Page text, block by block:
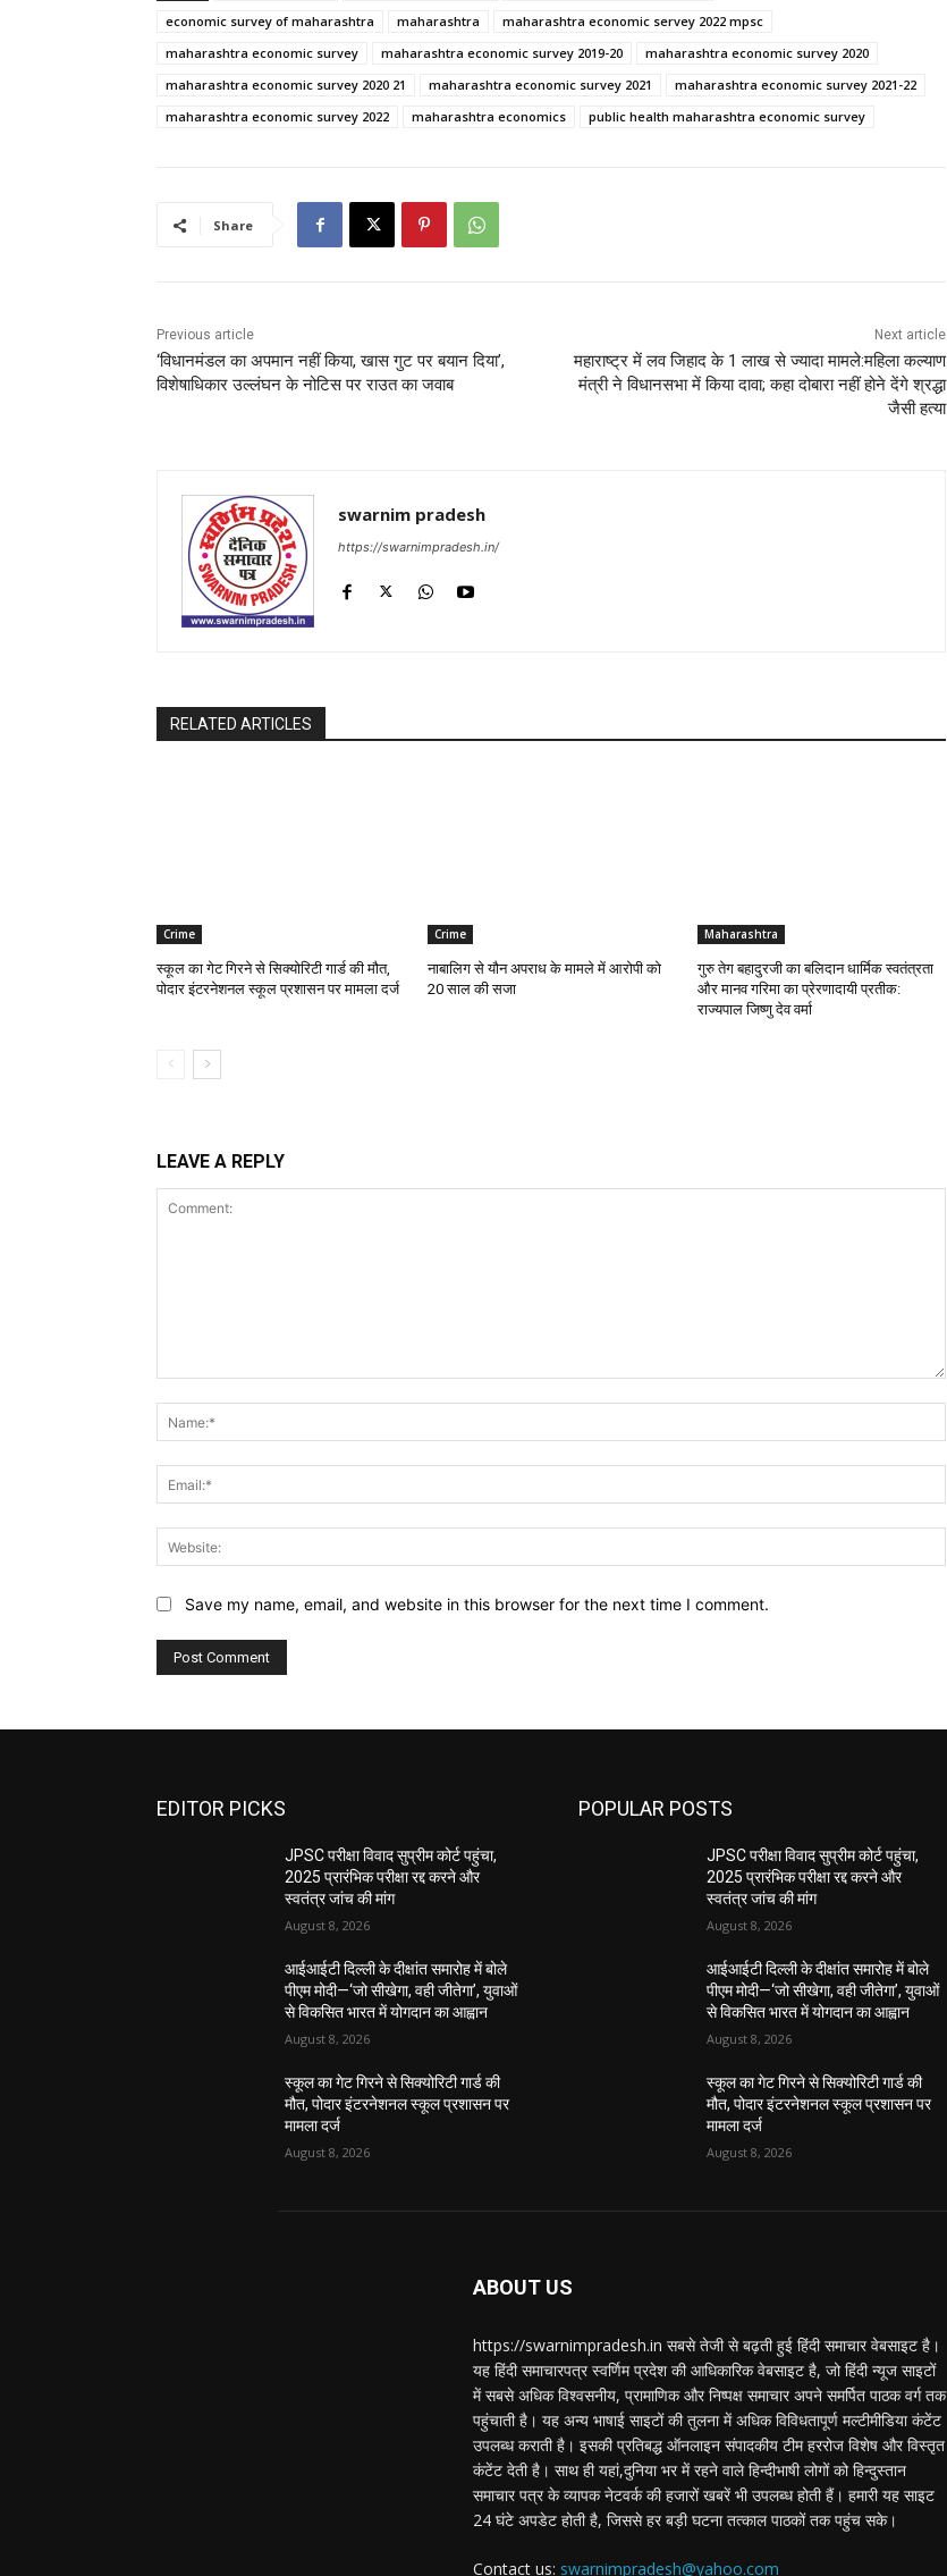
economic survey of maharashtra
maharashtra
maharashtra economic servey 2022 mpsc
maharashtra economic survey
maharashtra economic survey 2019-20
maharashtra economic survey 2020
maharashtra economic survey 2020 21
maharashtra economic survey 2021
maharashtra economic survey 2021-22
maharashtra economic survey 2022
maharashtra economics public health maharashtra economic survey
Share
Previous article
‘विधानमंडल का अपमान नहीं किया, खास गुट पर बयान दिया’,
विशेषाधिकार उल्लंघन के नोटिस पर राउत का जवाब
Next article
महाराष्ट्र में लव जिहाद के 1 लाख से ज्यादा मामले:महिला कल्याण
मंत्री ने विधानसभा में किया दावा; कहा दोबारा नहीं होने देंगे श्रद्धा
जैसी हत्या
swarnim pradesh
https://swarnimpradesh.in/
RELATED ARTICLES
Crime
स्कूल का गेट गिरने से सिक्योरिटी गार्ड की मौत,
पोदार इंटरनेशनल स्कूल प्रशासन पर मामला दर्ज
Crime
नाबालिग से यौन अपराध के मामले में आरोपी को
20 साल की सजा
Maharashtra
गुरु तेग बहादुरजी का बलिदान धार्मिक स्वतंत्रता
और मानव गरिमा का प्रेरणादायी प्रतीक:
राज्यपाल जिष्णु देव वर्मा
LEAVE A REPLY
Save my name, email, and website in this browser for the next time I comment.
EDITOR PICKS
JPSC परीक्षा विवाद सुप्रीम कोर्ट पहुंचा,
2025 प्रारंभिक परीक्षा रद्द करने और
स्वतंत्र जांच की मांग
August 8, 2026
आईआईटी दिल्ली के दीक्षांत समारोह में बोले
पीएम मोदी—‘जो सीखेगा, वही जीतेगा’, युवाओं
से विकसित भारत में योगदान का आह्वान
August 8, 2026
स्कूल का गेट गिरने से सिक्योरिटी गार्ड की
मौत, पोदार इंटरनेशनल स्कूल प्रशासन पर
मामला दर्ज
August 8, 2026
POPULAR POSTS
JPSC परीक्षा विवाद सुप्रीम कोर्ट पहुंचा,
2025 प्रारंभिक परीक्षा रद्द करने और
स्वतंत्र जांच की मांग
August 8, 2026
आईआईटी दिल्ली के दीक्षांत समारोह में बोले
पीएम मोदी—‘जो सीखेगा, वही जीतेगा’, युवाओं
से विकसित भारत में योगदान का आह्वान
August 8, 2026
स्कूल का गेट गिरने से सिक्योरिटी गार्ड की
मौत, पोदार इंटरनेशनल स्कूल प्रशासन पर
मामला दर्ज
August 8, 2026
ABOUT US
https://swarnimpradesh.in सबसे तेजी से बढ़ती हुई हिंदी समाचार वेबसाइट है।
यह हिंदी समाचारपत्र स्वर्णिम प्रदेश की आधिकारिक वेबसाइट है, जो हिंदी न्यूज साइटों
में सबसे अधिक विश्वसनीय, प्रामाणिक और निष्पक्ष समाचार अपने समर्पित पाठक वर्ग तक
पहुंचाती है। यह अन्य भाषाई साइटों की तुलना में अधिक विविधतापूर्ण मल्टीमीडिया कंटेंट
उपलब्ध कराती है। इसकी प्रतिबद्ध ऑनलाइन संपादकीय टीम हररोज विशेष और विस्तृत
कंटेंट देती है। साथ ही यहां,दुनिया भर में रहने वाले हिन्दीभाषी लोगों को हिन्दुस्तान
समाचार पत्र के व्यापक नेटवर्क की हजारों खबरें भी उपलब्ध होती हैं। हमारी यह साइट
24 घंटे अपडेट होती है, जिससे हर बड़ी घटना तत्काल पाठकों तक पहुंच सके।
Contact us: swarnimpradesh@yahoo.com